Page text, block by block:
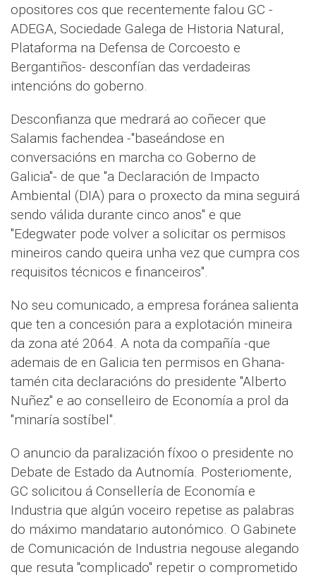
opositores cos que recentemente falou GC -
ADEGA, Sociedade Galega de Historia Natural,
Plataforma na Defensa de Corcoesto e
Bergantiños- desconfían das verdadeiras
intencións do goberno.
Desconfianza que medrará ao coñecer que
Salamis fachendea -"baseándose en
conversacións en marcha co Goberno de
Galicia"- de que "a Declaración de Impacto
Ambiental (DIA) para o proxecto da mina seguirá
sendo válida durante cinco anos" e que
"Edegwater pode volver a solicitar os permisos
mineiros cando queira unha vez que cumpra cos
requisitos técnicos e financeiros".
No seu comunicado, a empresa foránea salienta
que ten a concesión para a explotación mineira
da zona até 2064. A nota da compañía -que
ademais de en Galicia ten permisos en Ghana-
tamén cita declaracións do presidente "Alberto
Nuñez" e ao conselleiro de Economía a prol da
"minaría sostíbel".
O anuncio da paralización fíxoo o presidente no
Debate de Estado da Autnomía. Posteriomente,
GC solicitou á Consellería de Economía e
Industria que algún voceiro repetise as palabras
do máximo mandatario autonómico. O Gabinete
de Comunicación de Industria negouse alegando
que resuta "complicado" repetir o comprometido